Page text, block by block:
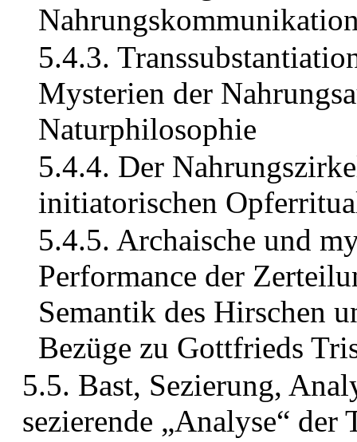
5.4.3.
Mysterien der
Naturphilosophie
5.4.4. Der
initiatorischen
5.4.5. Archaische und
Performance der
Semantik des Hirschen
Bezüge zu Gottfrieds
5.5. Bast, Sezierung,
sezierende „Analyse“ der